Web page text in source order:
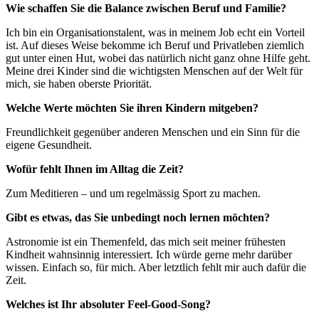
Wie schaffen Sie die Balance zwischen Beruf und Familie?
Ich bin ein Organisationstalent, was in meinem Job echt ein Vorteil
ist. Auf dieses Weise bekomme ich Beruf und Privatleben ziemlich
gut unter einen Hut, wobei das natürlich nicht ganz ohne Hilfe geht.
Meine drei Kinder sind die wichtigsten Menschen auf der Welt für
mich, sie haben oberste Priorität.
Welche Werte möchten Sie ihren Kindern mitgeben?
Freundlichkeit gegenüber anderen Menschen und ein Sinn für die
eigene Gesundheit.
Wofür fehlt Ihnen im Alltag die Zeit?
Zum Meditieren – und um regelmässig Sport zu machen.
Gibt es etwas, das Sie unbedingt noch lernen möchten?
Astronomie ist ein Themenfeld, das mich seit meiner frühesten
Kindheit wahnsinnig interessiert. Ich würde gerne mehr darüber
wissen. Einfach so, für mich. Aber letztlich fehlt mir auch dafür die
Zeit.
Welches ist Ihr absoluter Feel-Good-Song?